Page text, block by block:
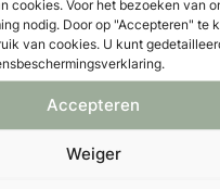
cookies. Voor het bezoeken van
nodig. Door op "Accepteren" te
van cookies. U kunt
Accepteren
Weiger